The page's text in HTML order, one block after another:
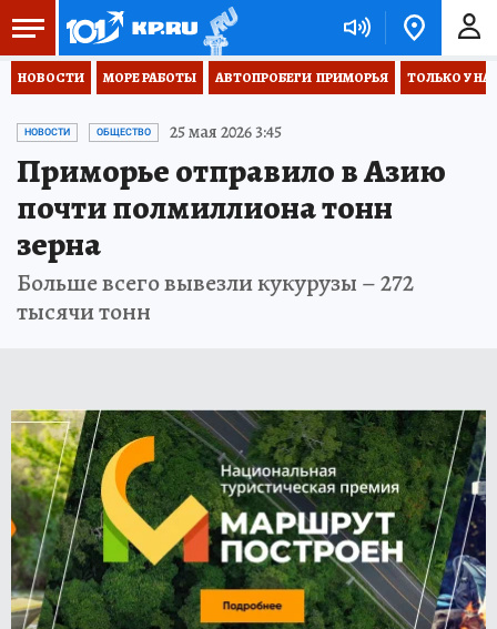
НОВОСТИ МОРЕ РАБОТЫ АВТОПРОБЕГИ  ПРИМОРЬЯ ТОЛЬКО У
НОВОСТИ ОБЩЕСТВО 25 мая 2026 3:45
Приморье отправило в Азию
почти полмиллиона тонн
зерна
Больше всего вывезли кукурузы – 272
тысячи тонн